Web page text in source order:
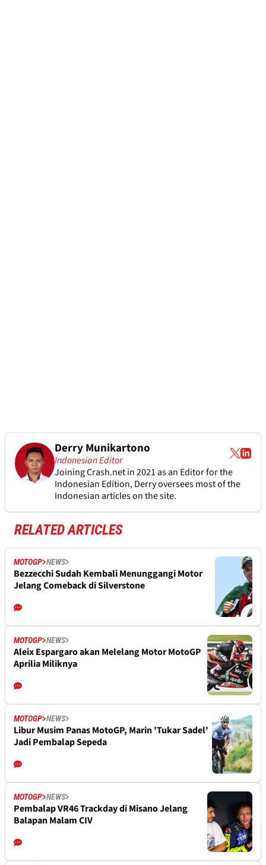
Derry Munikartono
Indonesian Editor
Joining Crash.net in 2021 as an Editor for the
Indonesian Edition, Derry oversees most of the
Indonesian articles on the site.
RELATED ARTICLES
MOTOGP NEWS
Bezzecchi Sudah Kembali Menunggangi Motor
Jelang Comeback di Silverstone
MOTOGP NEWS
Aleix Espargaro akan Melelang Motor MotoGP
Aprilia Miliknya
MOTOGP NEWS
Libur Musim Panas MotoGP, Marin 'Tukar Sadel'
Jadi Pembalap Sepeda
MOTOGP NEWS
Pembalap VR46 Trackday di Misano Jelang
Balapan Malam CIV